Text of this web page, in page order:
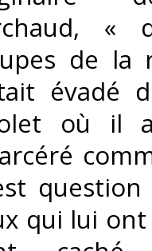
«
de la
évadé
où il
qui lui